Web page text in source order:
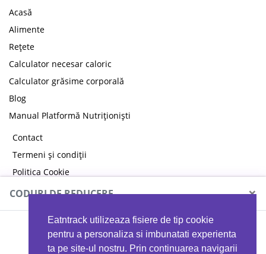
Eatntrack utilizeaza fisiere de tip cookie
pentru a personaliza si imbunatati experienta
ta pe site-ul nostru. Prin continuarea navigarii
Acasă
Alimente
Rețete
Calculator necesar caloric
Calculator grăsime corporală
Blog
Manual Platformă Nutriționiști
Contact
Termeni și condiții
Politica Cookie
Politica de confidențialitate
CODURI DE REDUCERE ×
MYPROTEIN